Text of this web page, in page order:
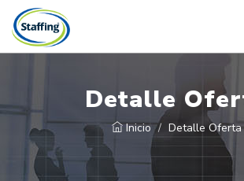
Detalle
Inicio Detalle Oferta